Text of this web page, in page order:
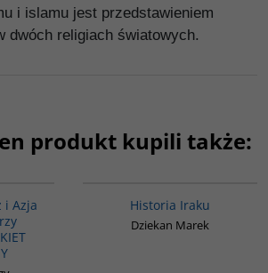
i islamu jest przedstawieniem
dwóch religiach światowych.
produkt kupili także:
i Azja
Historia Iraku
Dziekan Marek